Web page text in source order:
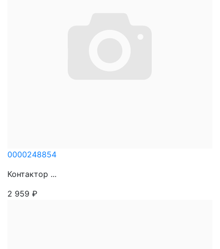
0000248854
Контактор ...
2 959 ₽